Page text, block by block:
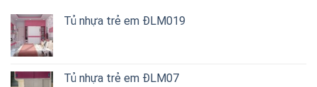
Tủ nhựa trẻ em ĐLM019
Tủ nhựa trẻ em ĐLM07